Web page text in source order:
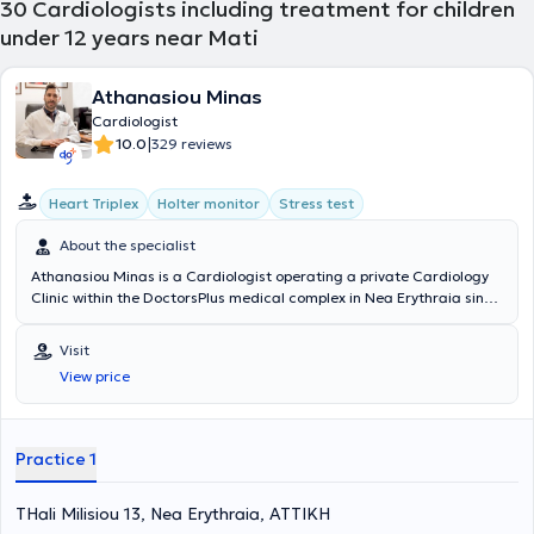
30 Cardiologists including treatment for children
under 12 years near Mati
Athanasiou Minas
Cardiologist
10.0|329 reviews
Heart Triplex Holter monitor Stress test
About the specialist
Athanasiou Minas is a Cardiologist operating a private Cardiology
Clinic within the DoctorsPlus medical complex in Nea Erythraia since
Studiorum" University of Bologna, Italy, in 2005. Subsequently, he
obtained his Cardiology specialty certification in 2016 after
successful training at the Cardiology Clinic of the General Hospital
"Amalia Fleming," where he gained experience managing numerous
- Triplex examinations. During his training, he specialized in the
stress tests, Holter monitoring, and stress tests at the Nuclear
Visit
View price
Practice 1
THali Milisiou 13, Nea Erythraia, ΑΤΤΙΚΗ